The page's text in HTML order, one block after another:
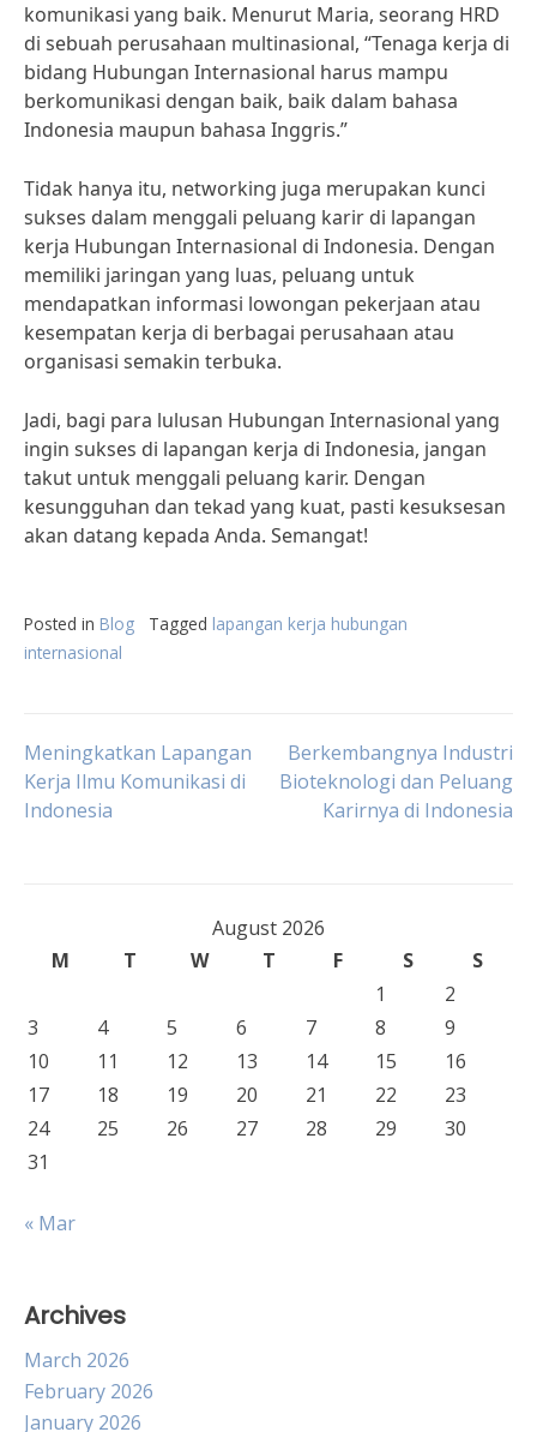
komunikasi yang baik. Menurut Maria, seorang HRD
di sebuah perusahaan multinasional, “Tenaga kerja di
bidang Hubungan Internasional harus mampu
berkomunikasi dengan baik, baik dalam bahasa
Indonesia maupun bahasa Inggris.”
Tidak hanya itu, networking juga merupakan kunci
sukses dalam menggali peluang karir di lapangan
kerja Hubungan Internasional di Indonesia. Dengan
memiliki jaringan yang luas, peluang untuk
mendapatkan informasi lowongan pekerjaan atau
kesempatan kerja di berbagai perusahaan atau
organisasi semakin terbuka.
Jadi, bagi para lulusan Hubungan Internasional yang
ingin sukses di lapangan kerja di Indonesia, jangan
takut untuk menggali peluang karir. Dengan
kesungguhan dan tekad yang kuat, pasti kesuksesan
akan datang kepada Anda. Semangat!
Posted in Blog Tagged lapangan kerja hubungan
internasional
Post
navigation
Meningkatkan Lapangan
Kerja Ilmu Komunikasi di
Indonesia
Berkembangnya Industri
Bioteknologi dan Peluang
Karirnya di Indonesia
August 2026
M
T W T F S
S
1
2
3
4 5 6 7 8
9
10
11 12 13 14 15
16
17
18 19 20 21 22
23
24
25 26 27 28 29
30
31
« Mar
Archives
March 2026
February 2026
January 2026